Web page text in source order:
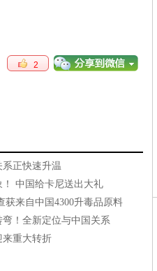
2
正快速升温
中国给卡尼送出大礼
获来自中国4300升毒品原料
！全新定位与中国关系
来重大转折